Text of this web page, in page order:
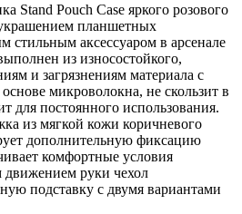
Stand Pouch Case яркого розового
планшетных
стильным аксессуаром в арсенале
из износостойкого,
и загрязнениям материала с
микроволокна, не скользит в
для постоянного использования.
из мягкой кожи коричневого
дополнительную фиксацию
комфортные условия
руки чехол
подставку с двумя вариантами